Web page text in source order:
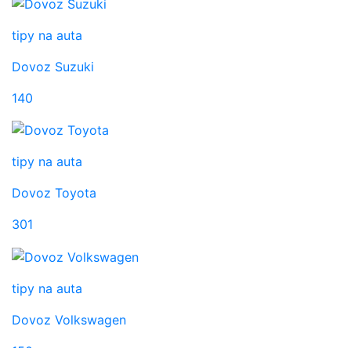
tipy na auta
Dovoz Suzuki
140
tipy na auta
Dovoz Toyota
301
tipy na auta
Dovoz Volkswagen